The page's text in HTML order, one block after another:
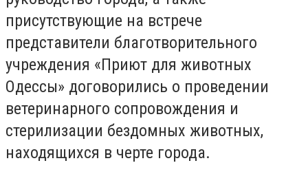
присутствующие на встрече
представители благотворительного
учреждения «Приют для животных
Одессы» договорились о проведении
ветеринарного сопровождения и
стерилизации бездомных животных,
находящихся в черте города.